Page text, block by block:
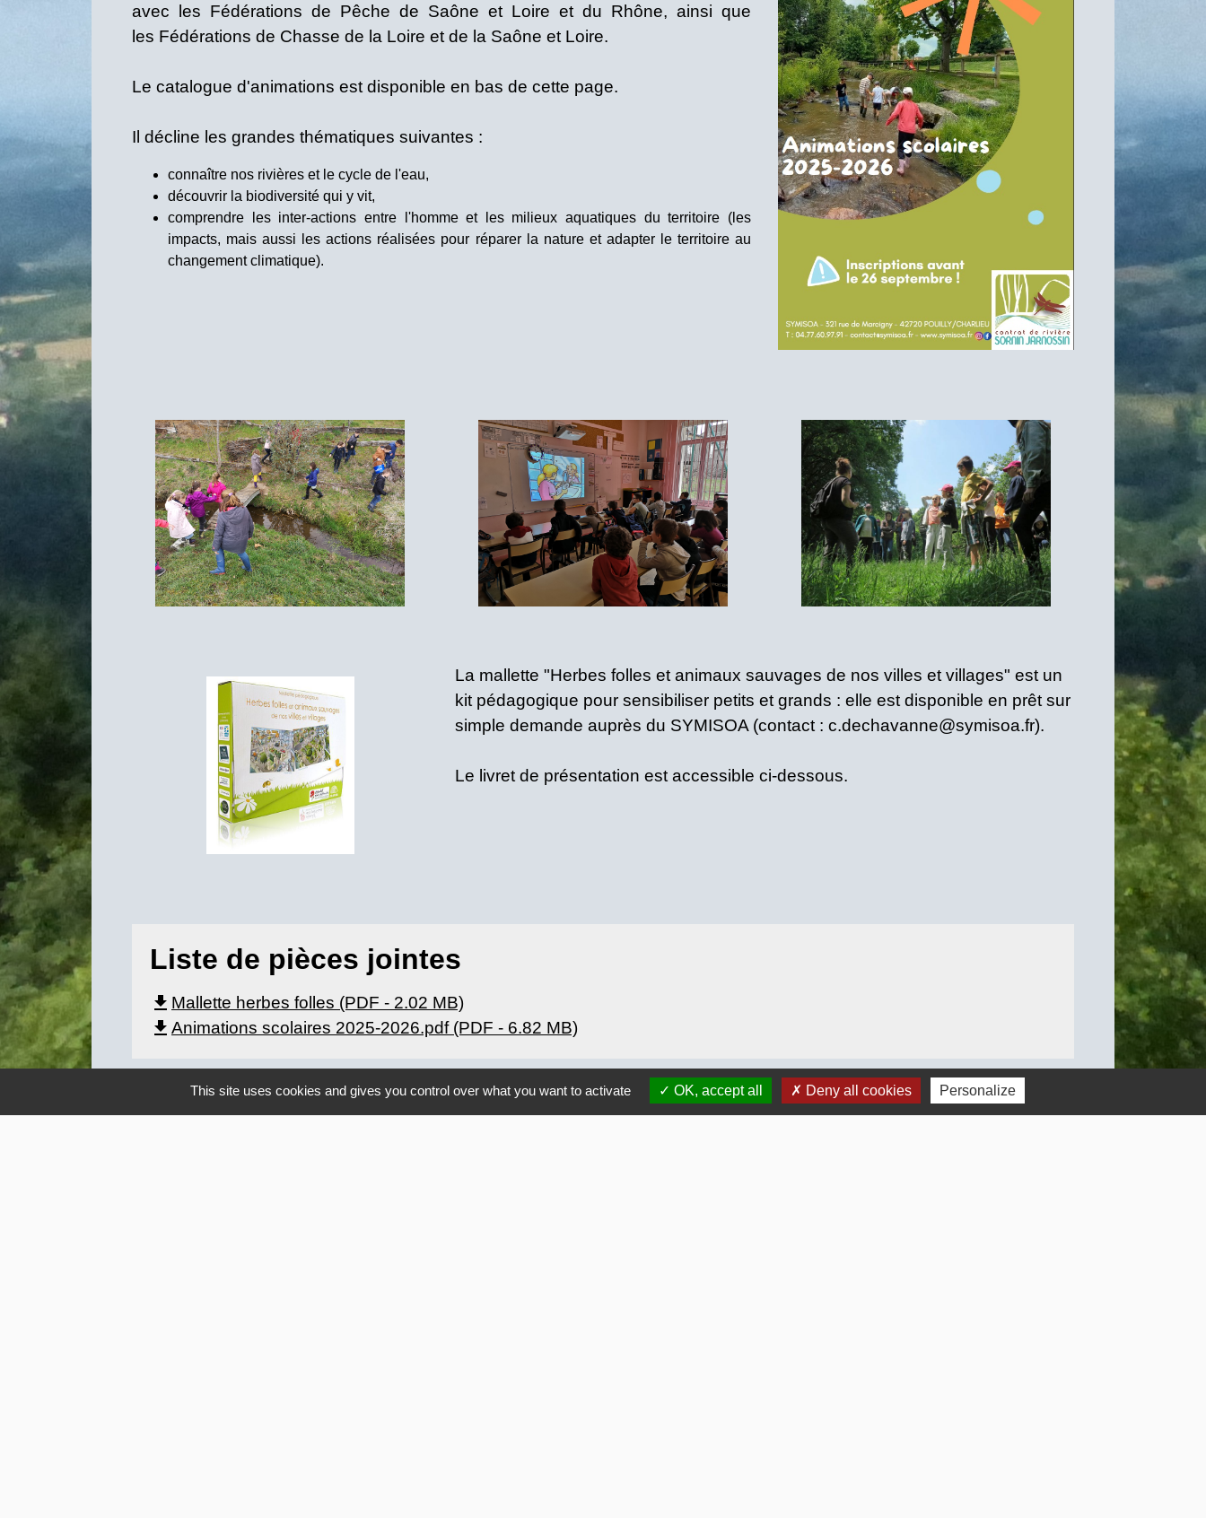
avec les Fédérations de Pêche de Saône et Loire et du Rhône, ainsi que
les Fédérations de Chasse de la Loire et de la Saône et Loire.
Le catalogue d'animations est disponible en bas de cette page.
Il décline les grandes thématiques suivantes :
connaître nos rivières et le cycle de l'eau,
découvrir la biodiversité qui y vit,
comprendre les inter-actions entre l'homme et les milieux aquatiques du territoire (les
impacts, mais aussi les actions réalisées pour réparer la nature et adapter le territoire au
changement climatique).
La mallette "Herbes folles et animaux sauvages de nos villes et villages" est un
kit pédagogique pour sensibiliser petits et grands : elle est disponible en prêt sur
simple demande auprès du SYMISOA (contact : c.dechavanne@symisoa.fr).
Le livret de présentation est accessible ci-dessous.
Liste de pièces jointes
file_download Mallette herbes folles (PDF - 2.02 MB)
file_download Animations scolaires 2025-2026.pdf (PDF - 6.82 MB)
This site uses cookies and gives you control over what you want to activate OK, accept all Deny all cookies Personalize